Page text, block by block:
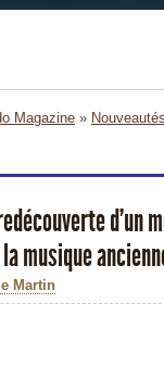
Magazine » Nouveautés
d’un
musique
Martin